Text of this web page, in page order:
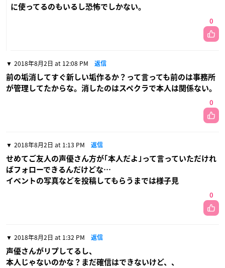
に使ってるのもいるし恐怖でしかない。
0
2018年8月2日 at 12:08 PM 返信
前の垢消してすぐ新しい垢作るか？って言っても前のは事務所
が管理してたからな。消したのはスペクラで本人は関係ない。
0
2018年8月2日 at 1:13 PM 返信
せめてご友人の声優さん方が｢本人だよ｣って言っていただけれ
ばフォローできるんだけどな…
イベントの写真などを投稿してもらうまでは様子見
0
2018年8月2日 at 1:32 PM 返信
声優さんがリプしてるし、
本人じゃないのかな？まだ確信はできないけど、、